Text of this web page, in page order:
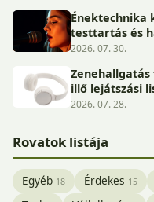
Énektechnika
testtartás és
2026. 07. 30.
illő lejátszási
2026. 07. 28.
Rovatok listája
Egyéb 18 Érdekes 15